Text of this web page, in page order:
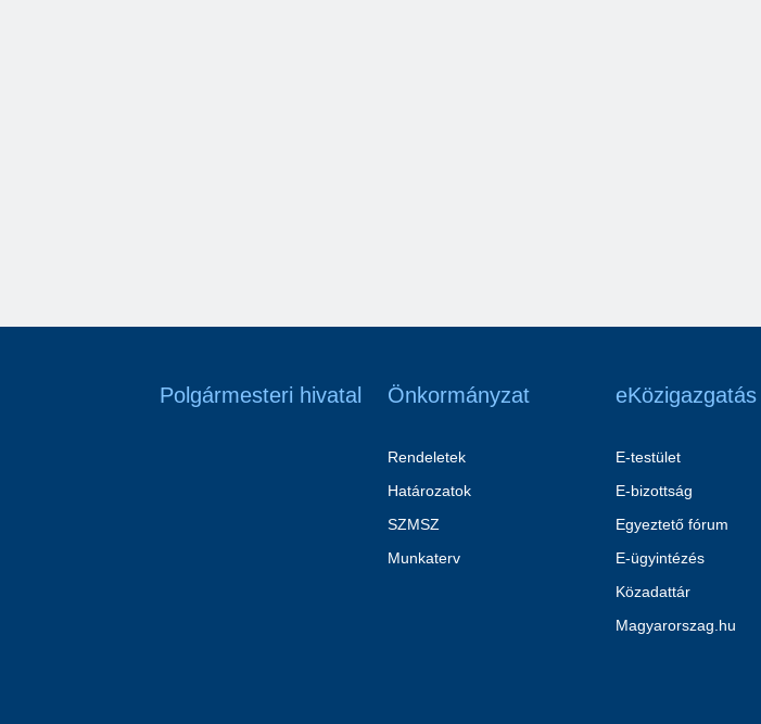
Polgármesteri hivatal Önkormányzat
Rendeletek
Határozatok
SZMSZ
Munkaterv
eKözigazgatás
E-testület
E-bizottság
Egyeztető fórum
E-ügyintézés
Közadattár
Magyarorszag.hu